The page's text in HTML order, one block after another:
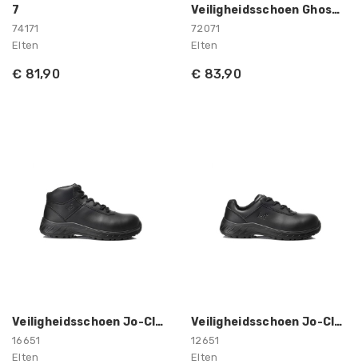
7
74171
Elten
€ 81,90
Veiligheidsschoen Ghost Men S3 Elten
72071
Elten
€ 83,90
Veiligheidsschoen Jo-Clean ESD S3...
16651
Elten
Veiligheidsschoen Jo-Clean Low ESD S3...
12651
Elten